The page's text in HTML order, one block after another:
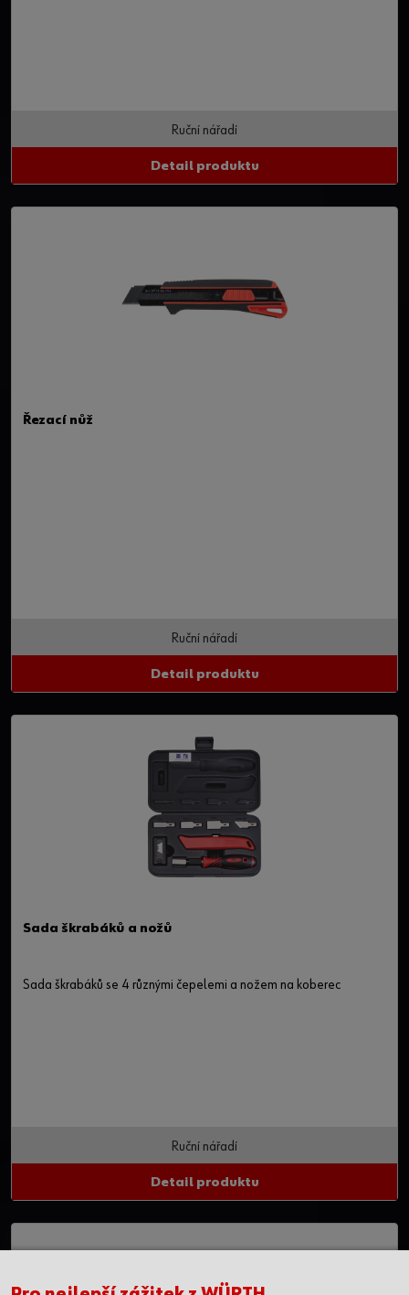
Ruční nářadí
Detail produktu
Řezací nůž
Ruční nářadí
Detail produktu
Sada škrabáků a nožů
Sada škrabáků se 4 různými čepelemi a nožem na koberec
Ruční nářadí
Detail produktu